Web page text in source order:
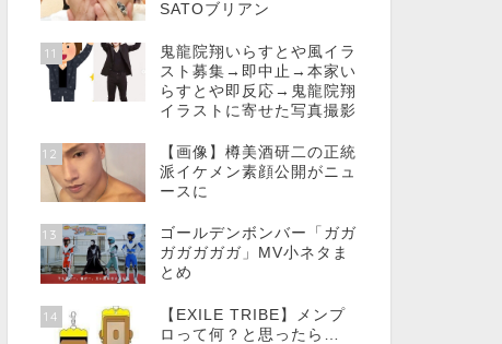
SATOブリアン
11
鬼龍院翔いらすとや風イラ
スト募集→即中止→本家い
らすとや即反応→鬼龍院翔
イラストに寄せた写真撮影
12
【画像】樽美酒研二の正統
派イケメン素顔公開がニュ
ースに
13
ゴールデンボンバー「ガガ
ガガガガガ」MV小ネタま
とめ
14
【EXILE TRIBE】メンプ
ロって何？と思ったら…